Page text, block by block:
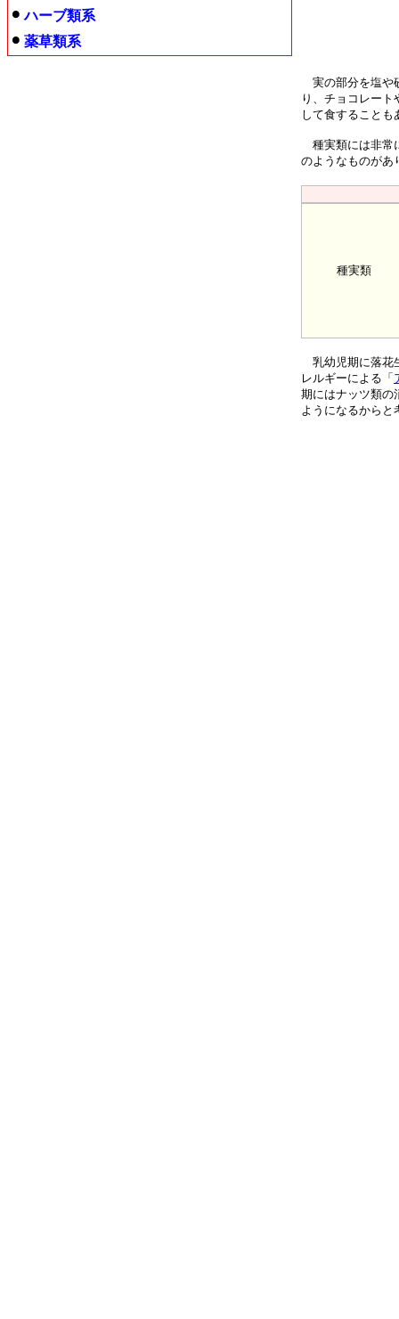
実の部分を塩や
り、チョコレー
して食することも
種実類には非常
のようなものがあ
種実類
乳幼児期に落花
レルギーによる「
期にはナッツ類の
ようになるからと
ハーブ類系
薬草類系